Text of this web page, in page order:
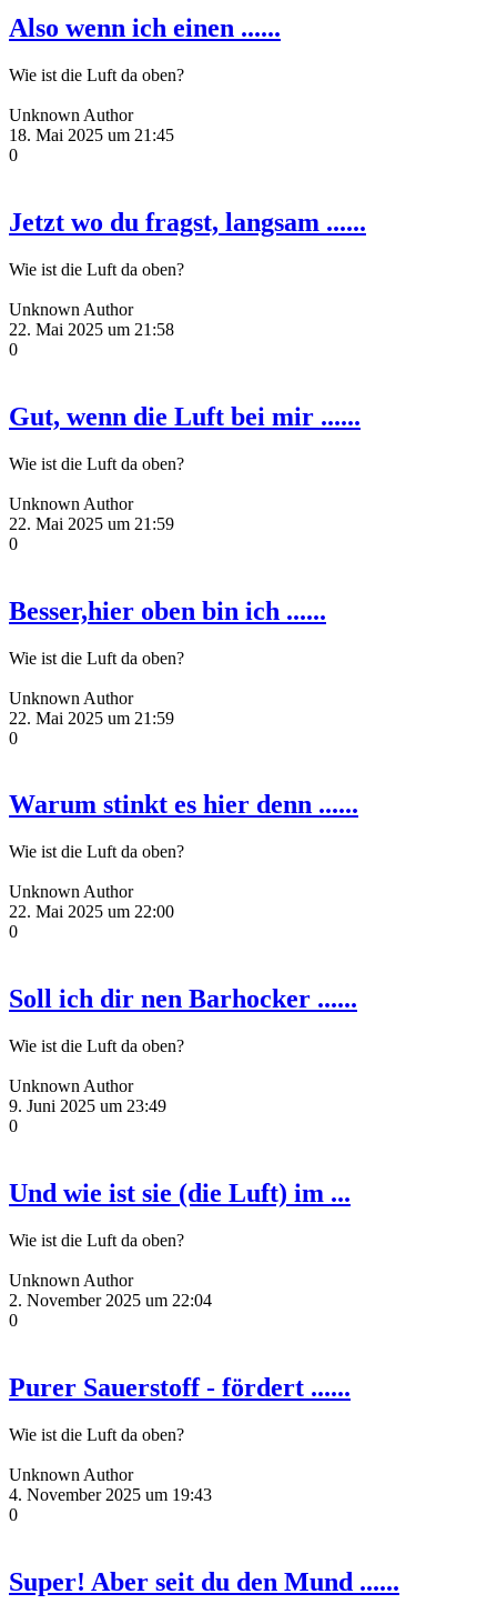
Also wenn ich einen ......
Wie ist die Luft da oben?
Unknown Author
18. Mai 2025 um 21:45
0
Jetzt wo du fragst, langsam ......
Wie ist die Luft da oben?
Unknown Author
22. Mai 2025 um 21:58
0
Gut, wenn die Luft bei mir ......
Wie ist die Luft da oben?
Unknown Author
22. Mai 2025 um 21:59
0
Besser,hier oben bin ich ......
Wie ist die Luft da oben?
Unknown Author
22. Mai 2025 um 21:59
0
Warum stinkt es hier denn ......
Wie ist die Luft da oben?
Unknown Author
22. Mai 2025 um 22:00
0
Soll ich dir nen Barhocker ......
Wie ist die Luft da oben?
Unknown Author
9. Juni 2025 um 23:49
0
Und wie ist sie (die Luft) im ...
Wie ist die Luft da oben?
Unknown Author
2. November 2025 um 22:04
0
Purer Sauerstoff - fördert ......
Wie ist die Luft da oben?
Unknown Author
4. November 2025 um 19:43
0
Super! Aber seit du den Mund ......